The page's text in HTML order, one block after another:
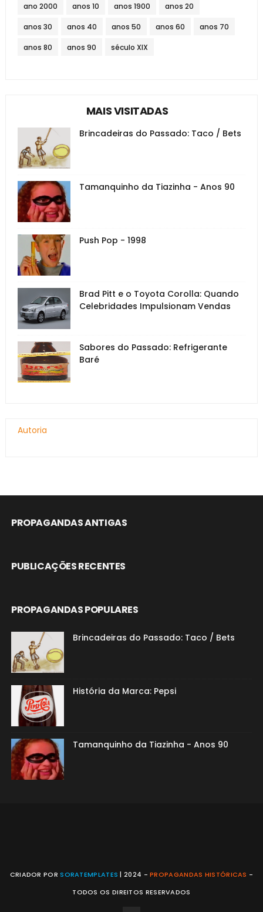
ano 2000 anos 10 anos 1900 anos 20
anos 30 anos 40 anos 50 anos 60 anos 70
anos 80 anos 90 século XIX
MAIS VISITADAS
Brincadeiras do Passado: Taco / Bets
Tamanquinho da Tiazinha - Anos 90
Push Pop - 1998
Brad Pitt e o Toyota Corolla: Quando
Celebridades Impulsionam Vendas
Sabores do Passado: Refrigerante
Baré
Autoria
PROPAGANDAS ANTIGAS
PUBLICAÇÕES RECENTES
PROPAGANDAS POPULARES
Brincadeiras do Passado: Taco / Bets
História da Marca: Pepsi
Tamanquinho da Tiazinha - Anos 90
CRIADOR PORSORATEMPLATES | 2024 -PROPAGANDAS HISTÓRICAS -
TODOS OS DIREITOS RESERVADOS